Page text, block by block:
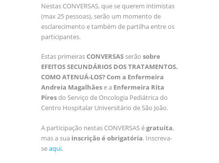
Nestas CONVERSAS, que se querem intimistas
(max 25 pessoas), serão um momento de
esclarecimento e também de partilha entre os
participantes.
Estas primeirasCONVERSASserão sobre
EFEITOS SECUNDÁRIOS DOS TRATAMENTOS.
COMO ATENUÁ-LOS?Com a Enfermeira
Andreia Magalhãese a Enfermeira Rita
Piresdo Serviço de Oncologia Pediátrica do
Centro Hospitalar Universitário de São João.
A participação nestas CONVERSAS égratuita,
mas a sua inscrição é obrigatória. Inscreva-
seaqui.